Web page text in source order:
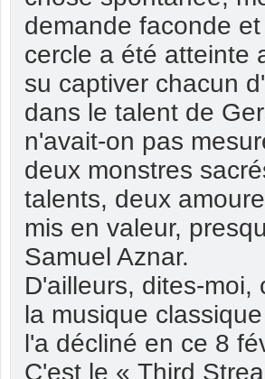
demande faconde
cercle a été atteinte
su captiver chacun
dans le talent de
n'avait-on pas
deux monstres
talents, deux
mis en valeur,
Samuel Aznar.
D'ailleurs, dites-
la musique
l'a décliné en ce 8
C'est le « Third